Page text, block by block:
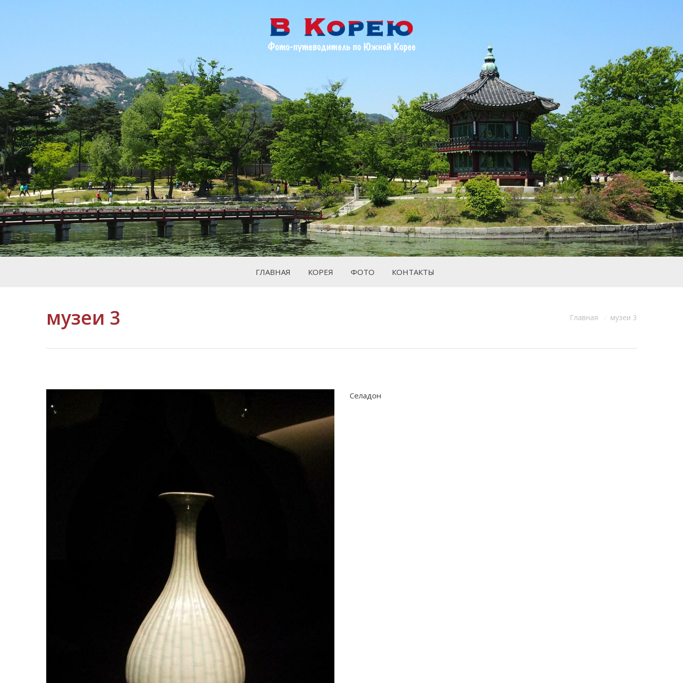
ГЛАВНАЯ КОРЕЯ ФОТО КОНТАКТЫ
музеи 3 Главная музеи 3
Селадон